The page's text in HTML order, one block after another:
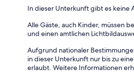
In dieser Unterkunft gibt es keine
Alle Gäste, auch Kinder, müssen
und einen amtlichen
Aufgrund nationaler
in dieser Unterkunft nur bis zu
erlaubt. Weitere Informationen